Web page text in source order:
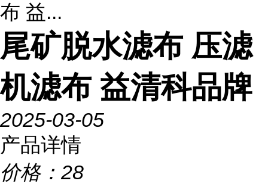
布 益...
尾矿脱水滤布 压滤
机滤布 益清科品牌
2025-03-05
产品详情
价格： 28